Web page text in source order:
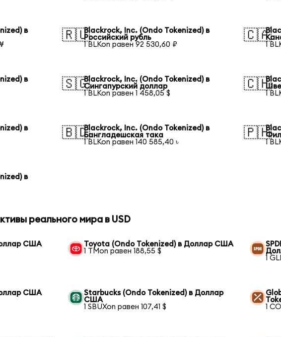
в
🇷🇺Blackrock, Inc. (Ondo Tokenized) в
Российский рубль
1 BLKon равен 92 530,60 ₽
🇨🇦
1
в
🇸🇬Blackrock, Inc. (Ondo Tokenized) в
Сингапурский доллар
1 BLKon равен 1 458,05 $
🇨🇭
1
в
🇧🇩Blackrock, Inc. (Ondo Tokenized) в
Бангладешская така
1 BLKon равен 140 585,40 ৳
🇵🇭
1
в
реального мира в USD
США
Toyota (Ondo Tokenized) в Доллар США
1 TMon равен 188,55 $
1
США
Starbucks (Ondo Tokenized) в Доллар
США
1 SBUXon равен 107,41 $
1